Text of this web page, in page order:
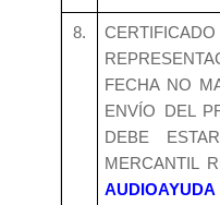
8.
FECHA NO
ENVÍO DEL
DEBE
MERCANTIL
AUDIOAYUDA